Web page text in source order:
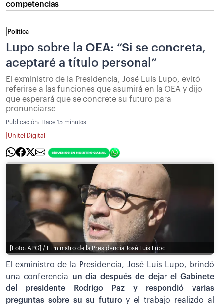
competencias
Política
Lupo sobre la OEA: “Si se concreta,
aceptaré a título personal”
El exministro de la Presidencia, José Luis Lupo, evitó
referirse a las funciones que asumirá en la OEA y dijo
que esperará que se concrete su futuro para
pronunciarse
Publicación: Hace 15 minutos
Unitel Digital
[Foto: APG] / El ministro de la Presidencia José Luis Lupo
El exministro de la Presidencia, José Luis Lupo, brindó
una conferencia un día después de dejar el Gabinete
del presidente Rodrigo Paz y respondió varias
preguntas sobre su su futuroy el trabajo realizdo al